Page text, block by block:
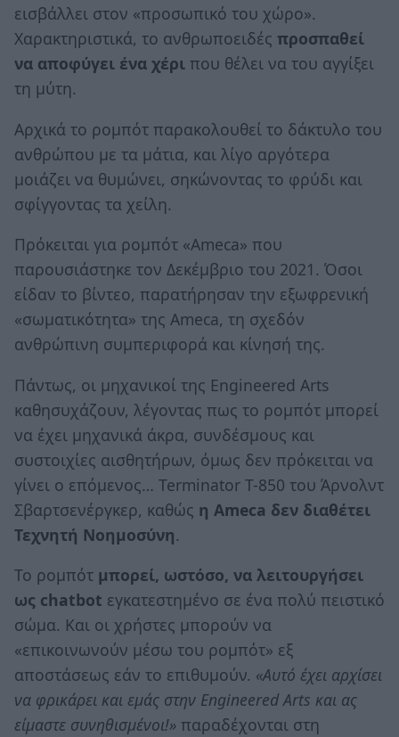
εισβάλλει στον «προσωπικό του χώρο».
Χαρακτηριστικά, το ανθρωποειδές προσπαθεί
να αποφύγει ένα χέρι που θέλει να του αγγίξει
τη μύτη.
Αρχικά το ρομπότ παρακολουθεί το δάκτυλο του
ανθρώπου με τα μάτια, και λίγο αργότερα
μοιάζει να θυμώνει, σηκώνοντας το φρύδι και
σφίγγοντας τα χείλη.
Πρόκειται για ρομπότ «Ameca» που
παρουσιάστηκε τον Δεκέμβριο του 2021. Όσοι
είδαν το βίντεο, παρατήρησαν την εξωφρενική
«σωματικότητα» της Ameca, τη σχεδόν
ανθρώπινη συμπεριφορά και κίνησή της.
Πάντως, οι μηχανικοί της Engineered Arts
καθησυχάζουν, λέγοντας πως το ρομπότ μπορεί
να έχει μηχανικά άκρα, συνδέσμους και
συστοιχίες αισθητήρων, όμως δεν πρόκειται να
γίνει ο επόμενος… Terminator T-850 του Άρνολντ
Σβαρτσενέργκερ, καθώς η Ameca δεν διαθέτει
Τεχνητή Νοημοσύνη.
Το ρομπότ μπορεί, ωστόσο, να λειτουργήσει
ως chatbot εγκατεστημένο σε ένα πολύ πειστικό
σώμα. Και οι χρήστες μπορούν να
«επικοινωνούν μέσω του ρομπότ» εξ
αποστάσεως εάν το επιθυμούν. «Αυτό έχει αρχίσει
να φρικάρει και εμάς στην Engineered Arts και ας
είμαστε συνηθισμένοι!» παραδέχονται στη